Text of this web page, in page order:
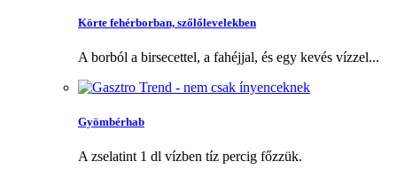
Körte fehérborban, szőlőlevelekben
A borból a birsecettel, a fahéjjal, és egy kevés vízzel...
Gyömbérhab
A zselatint 1 dl vízben tíz percig főzzük.